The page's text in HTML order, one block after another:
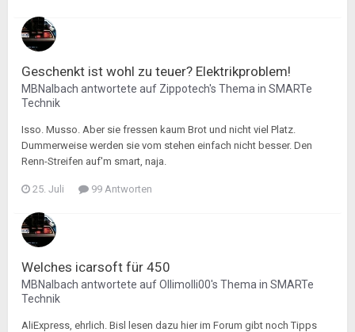
Geschenkt ist wohl zu teuer? Elektrikproblem!
MBNalbach antwortete auf Zippotech's Thema in SMARTe
Technik
Isso. Musso. Aber sie fressen kaum Brot und nicht viel Platz.
Dummerweise werden sie vom stehen einfach nicht besser. Den
Renn-Streifen auf'm smart, naja.
25. Juli 99 Antworten
Welches icarsoft für 450
MBNalbach antwortete aufOllimolli00's Thema in SMARTe
Technik
AliExpress, ehrlich. Bisl lesen dazu hier im Forum gibt noch Tipps